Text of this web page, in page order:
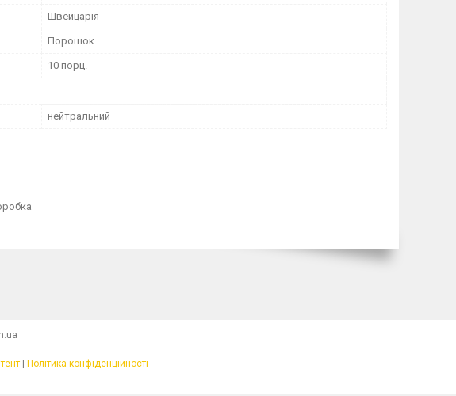
Швейцарія
Порошок
10 порц.
нейтральний
| Політика конфіденційності